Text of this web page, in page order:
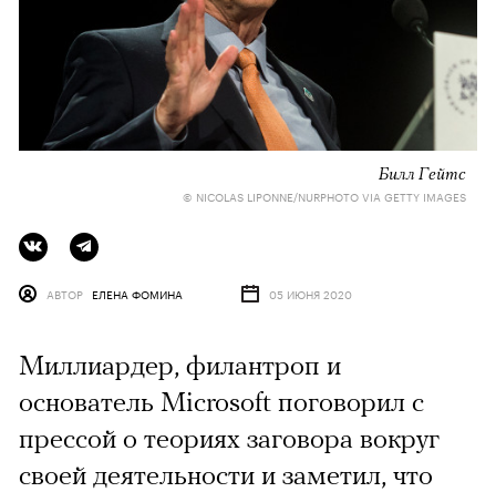
Билл Гейтс
© NICOLAS LIPONNE/NURPHOTO VIA GETTY IMAGES
АВТОР ЕЛЕНА ФОМИНА 05 ИЮНЯ 2020
Миллиардер, филантроп и
основатель Microsoft поговорил с
прессой о теориях заговора вокруг
своей деятельности и заметил, что